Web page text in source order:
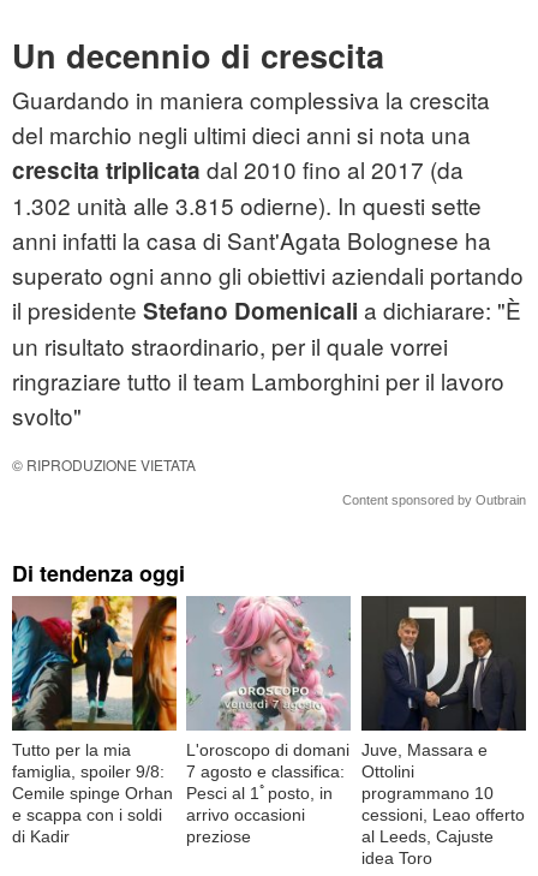
Un decennio di crescita
Guardando in maniera complessiva la crescita
del marchio negli ultimi dieci anni si nota una
crescita triplicata dal 2010 fino al 2017 (da
1.302 unità alle 3.815 odierne). In questi sette
anni infatti la casa di Sant'Agata Bolognese ha
superato ogni anno gli obiettivi aziendali portando
il presidente Stefano Domenicali a dichiarare: "È
un risultato straordinario, per il quale vorrei
ringraziare tutto il team Lamborghini per il lavoro
svolto"
© RIPRODUZIONE VIETATA
Content sponsored by Outbrain
Di tendenza oggi
Tutto per la mia
famiglia, spoiler 9/8:
Cemile spinge Orhan
e scappa con i soldi
di Kadir
L'oroscopo di domani
7 agosto e classifica:
Pesci al 1ﾟposto, in
arrivo occasioni
preziose
Juve, Massara e
Ottolini
programmano 10
cessioni, Leao offerto
al Leeds, Cajuste
idea Toro